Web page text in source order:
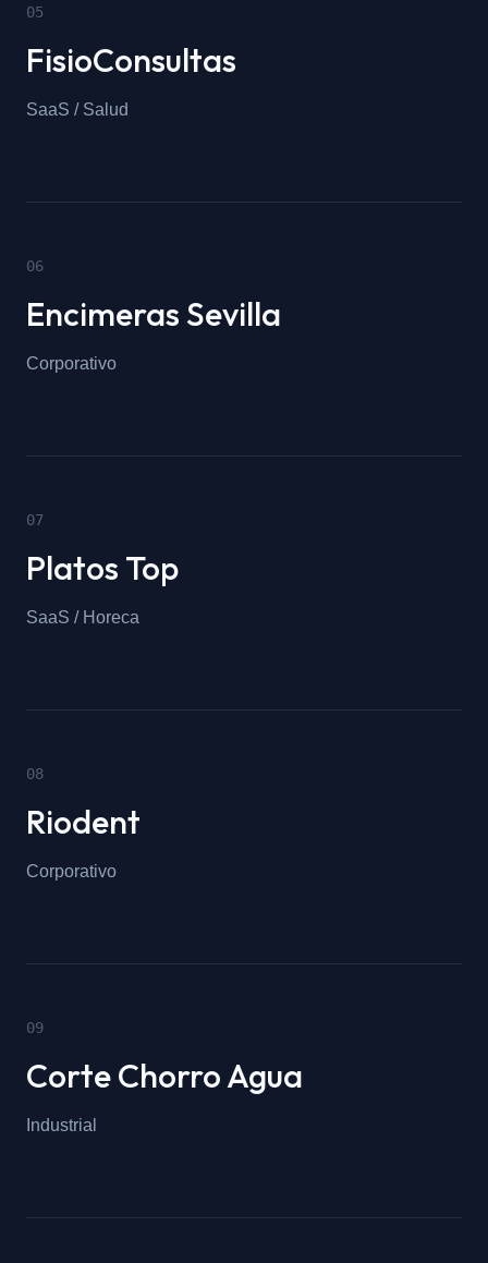
05
FisioConsultas
SaaS / Salud
06
Encimeras Sevilla
Corporativo
07
Platos Top
SaaS / Horeca
08
Riodent
Corporativo
09
Corte Chorro Agua
Industrial